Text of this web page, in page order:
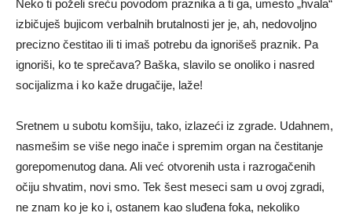
Neko ti poželi sreću povodom praznika a ti ga, umesto „hvala“
izbičuješ bujicom verbalnih brutalnosti jer je, ah, nedovoljno
precizno čestitao ili ti imaš potrebu da ignorišeš praznik. Pa
ignoriši, ko te sprečava? Baška, slavilo se onoliko i nasred
socijalizma i ko kaže drugačije, laže!
Sretnem u subotu komšiju, tako, izlazeći iz zgrade. Udahnem,
nasmešim se više nego inače i spremim organ na čestitanje
gorepomenutog dana. Ali već otvorenih usta i razrogačenih
očiju shvatim, novi smo. Tek šest meseci sam u ovoj zgradi,
ne znam ko je ko i, ostanem kao sluđena foka, nekoliko